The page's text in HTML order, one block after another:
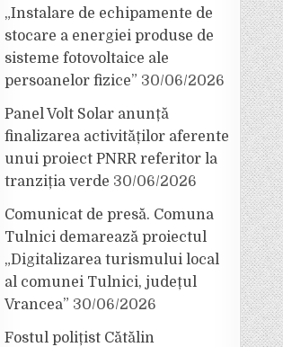
„Instalare de echipamente de
stocare a energiei produse de
sisteme fotovoltaice ale
persoanelor fizice” 30/06/2026
Panel Volt Solar anunță
finalizarea activităților aferente
unui proiect PNRR referitor la
tranziția verde 30/06/2026
Comunicat de presă. Comuna
Tulnici demarează proiectul
„Digitalizarea turismului local
al comunei Tulnici, județul
Vrancea” 30/06/2026
Fostul polițist Cătălin